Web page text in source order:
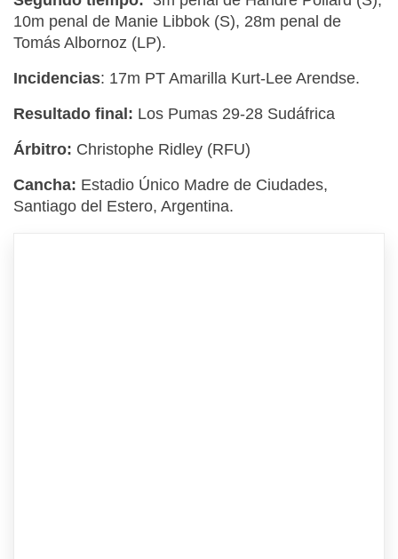
10m penal de Manie Libbok (S), 28m penal de
Tomás Albornoz (LP).
Incidencias: 17m PT Amarilla Kurt-Lee Arendse.
Resultado final: Los Pumas 29-28 Sudáfrica
Árbitro: Christophe Ridley (RFU)
Cancha: Estadio Único Madre de Ciudades,
Santiago del Estero, Argentina.